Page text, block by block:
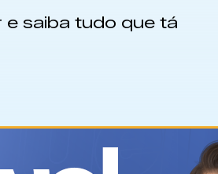
e saiba tudo que tá